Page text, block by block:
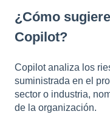
¿Cómo
Copilot?
Copilot analiza los
suministrada en el
sector o industria,
de la organización.